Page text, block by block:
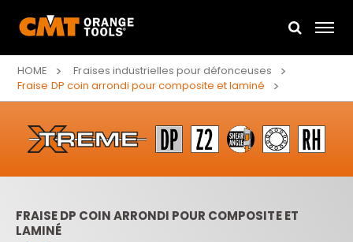
HOME
Fraises industrielles pour défonceuses
Fraise DP coin arrondi pour composite et laminé
FRAISE DP COIN ARRONDI POUR COMPOSITE ET
LAMINÉ